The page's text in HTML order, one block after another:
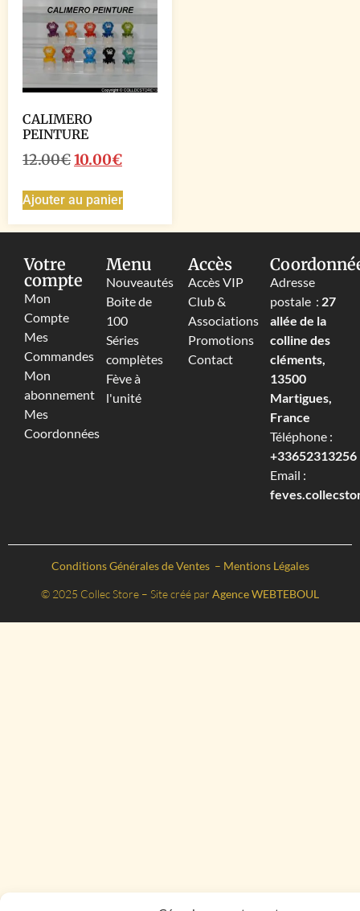
CALIMERO
PEINTURE
12.00€10.00€
Ajouter au panier
Votre
compte
Mon
Compte
Mes
Commandes
Mon
abonnement
Mes
Coordonnées
Menu
Nouveautés
Boite de
100
Séries
complètes
Fève à
l'unité
Accès
Accès VIP
Club &
Associations
Promotions
Contact
Adresse
postale : 27
allée de la
colline des
cléments,
13500
Martigues,
France
Téléphone :
+33652313256‬
Email :
Conditions Générales de Ventes – Mentions Légales
© 2025 Collec Store – Site créé par Agence WEBTEBOUL